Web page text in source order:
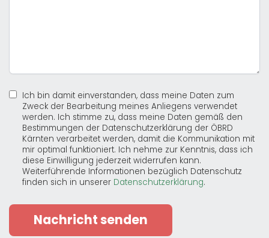
Ich bin damit einverstanden, dass meine Daten zum
Zweck der Bearbeitung meines Anliegens verwendet
werden. Ich stimme zu, dass meine Daten gemäß den
Bestimmungen der Datenschutzerklärung der ÖBRD
Kärnten verarbeitet werden, damit die Kommunikation mit
mir optimal funktioniert. Ich nehme zur Kenntnis, dass ich
diese Einwilligung jederzeit widerrufen kann.
Weiterführende Informationen bezüglich Datenschutz
finden sich in unserer Datenschutzerklärung.
Nachricht senden